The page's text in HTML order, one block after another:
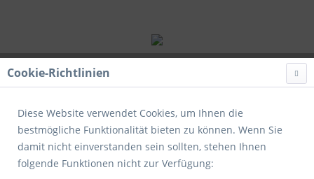
Cookie-Richtlinien
Diese Website verwendet Cookies, um Ihnen die
bestmögliche Funktionalität bieten zu können. Wenn Sie
damit nicht einverstanden sein sollten, stehen Ihnen
folgende Funktionen nicht zur Verfügung: